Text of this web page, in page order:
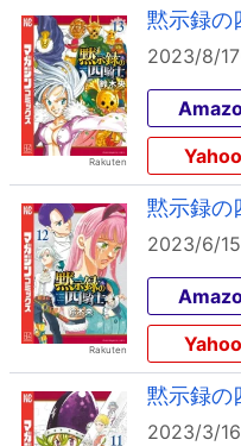
黙示録の
2023/8/
黙示録の
2023/6/
黙示録の
2023/3/